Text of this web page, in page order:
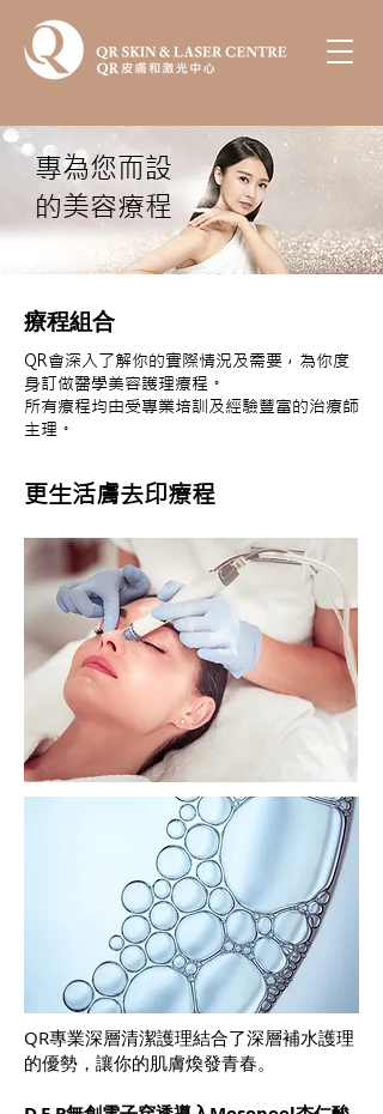
專為您而設
的美容療程
療程組合
QR會深入了解你的實際情況及需要，為你度
身訂做醫學美容護理療程。
所有療程均由受專業培訓及經驗豐富的治療師
主理。
更生活膚去印療程
QR專業深層清潔護理結合了深層補水護理
的優勢，讓你的肌膚煥發青春。